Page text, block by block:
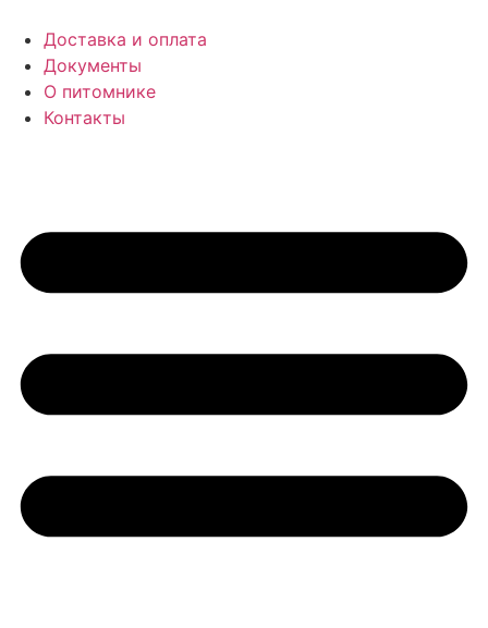
Доставка и оплата
Документы
О питомнике
Контакты